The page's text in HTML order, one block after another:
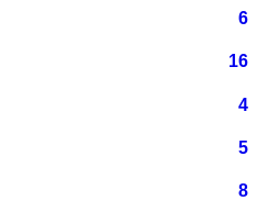
6
16
4
5
8